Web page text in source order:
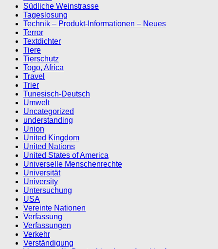
Südliche Weinstrasse
Tageslosung
Technik – Produkt-Informationen – Neues
Terror
Textdichter
Tiere
Tierschutz
Togo, Africa
Travel
Trier
Tunesisch-Deutsch
Umwelt
Uncategorized
understanding
Union
United Kingdom
United Nations
United States of America
Universelle Menschenrechte
Universität
University
Untersuchung
USA
Vereinte Nationen
Verfassung
Verfassungen
Verkehr
Verständigung